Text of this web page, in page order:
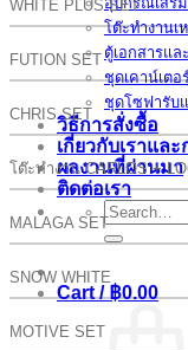
โต๊ะทำงานเ
ตู้เอกสารแล
ชุดเคาน์เตอ
ชุดโซฟารับ
วิธีการสั่งซื้อ
เกี่ยวกับเราแล
ผลงานที่ผ่านมา
ติดต่อเรา
Search
for:
Cart /฿0.00
WHITE PLUS SET
FUTION SET
CHRIS SET
โต๊ะทำงาน CARLOS +
MALAGA SET
SNOW WHITE
MOTIVE SET